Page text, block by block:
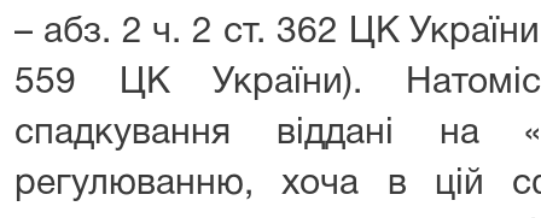
– абз. 2 ч. 2 ст. 362 ЦК
559 ЦК України).
спадкування віддані на
регулюванню, хоча в цій